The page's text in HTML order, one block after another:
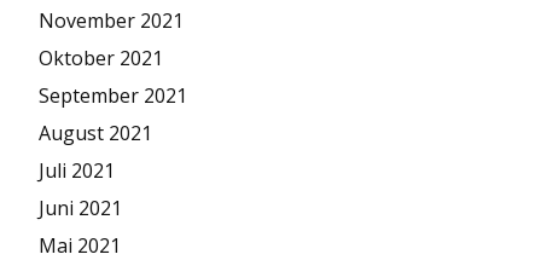
November 2021
Oktober 2021
September 2021
August 2021
Juli 2021
Juni 2021
Mai 2021